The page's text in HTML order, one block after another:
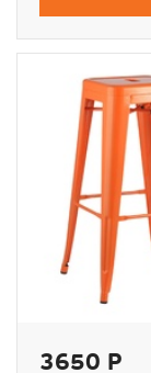
3650 Р